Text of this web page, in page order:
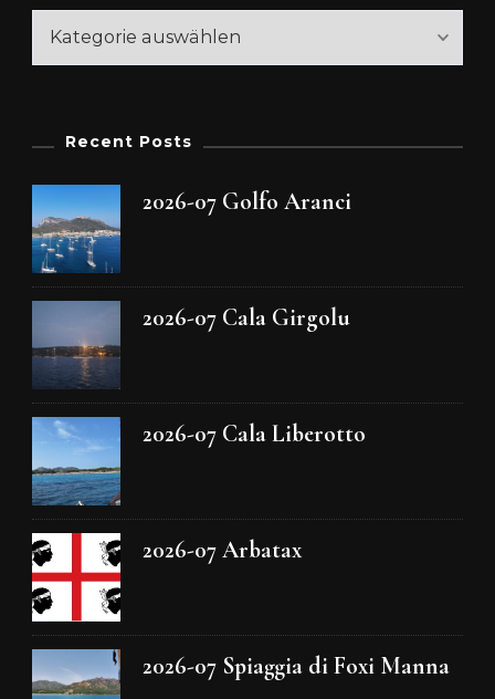
Kategorien
Recent Posts
2026-07 Golfo Aranci
2026-07 Cala Girgolu
2026-07 Cala Liberotto
2026-07 Arbatax
2026-07 Spiaggia di Foxi Manna